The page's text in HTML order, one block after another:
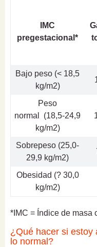
IMC
pregestacional*
Bajo peso (< 18,5
kg/m2)
Peso
normal (18,5-24,9
kg/m2)
Sobrepeso (25,0-
29,9 kg/m2)
Obesidad (? 30,0
kg/m2)
*IMC = Índice de masa
¿Qué hacer si estoy
lo normal?